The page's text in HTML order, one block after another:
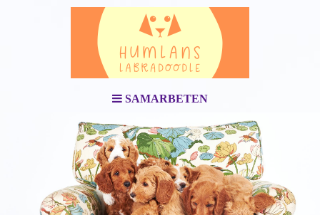
SAMARBETEN